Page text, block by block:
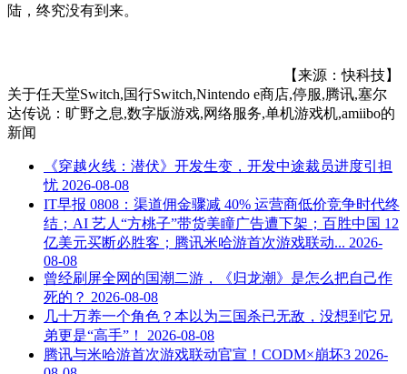
陆，终究没有到来。
【来源：快科技】
关于任天堂Switch,国行Switch,Nintendo e商店,停服,腾讯,塞尔
达传说：旷野之息,数字版游戏,网络服务,单机游戏机,amiibo的
新闻
《穿越火线：潜伏》开发生变，开发中途裁员进度引担
忧 2026-08-08
IT早报 0808：渠道佣金骤减 40% 运营商低价竞争时代终
结；AI 艺人“方桃子”带货美瞳广告遭下架；百胜中国 12
亿美元买断必胜客；腾讯米哈游首次游戏联动... 2026-
08-08
曾经刷屏全网的国潮二游，《归龙潮》是怎么把自己作
死的？ 2026-08-08
几十万养一个角色？本以为三国杀已无敌，没想到它兄
弟更是“高手”！
2026-08-08
腾讯与米哈游首次游戏联动官宣！CODM×崩坏3 2026-